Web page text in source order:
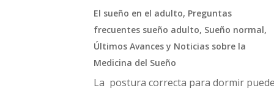
El sueño en el adulto, Preguntas
frecuentes sueño adulto, Sueño normal,
Últimos Avances y Noticias sobre la
Medicina del Sueño
La postura correcta para dormir